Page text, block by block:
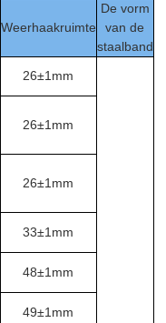
Weerhaakruimte
De vorm
van de
staalband
26±1mm
26±1mm
26±1mm
33±1mm
48±1mm
49±1mm